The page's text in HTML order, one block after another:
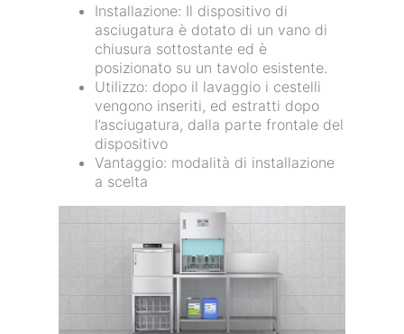
Installazione: Il dispositivo di
asciugatura è dotato di un vano di
chiusura sottostante ed è
posizionato su un tavolo esistente.
Utilizzo: dopo il lavaggio i cestelli
vengono inseriti, ed estratti dopo
l’asciugatura, dalla parte frontale del
dispositivo
Vantaggio: modalità di installazione
a scelta